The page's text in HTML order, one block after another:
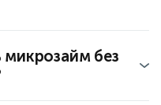
без